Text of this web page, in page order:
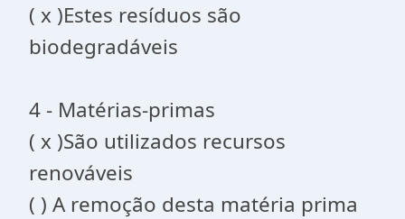
( x )Estes resíduos são
biodegradáveis
4 - Matérias-primas
( x )São utilizados recursos
renováveis
( ) A remoção desta matéria prima